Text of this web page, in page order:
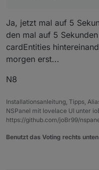
Ja, jetzt mal auf 5
den mal auf 5
cardEntities
morgen erst...
N8
Installationsanleitung, Tipps,
NSPanel mit lovelace UI unter
https://github.com/joBr99/
Benutzt das Voting rechts